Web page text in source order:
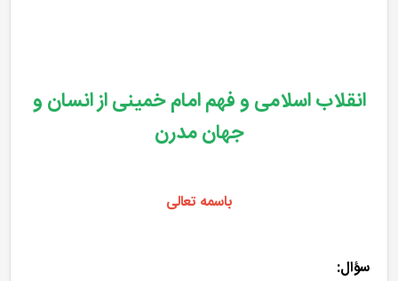
انقلاب اسلامی و فهم امام خمینی از انسان و
جهان مدرن
باسمه تعالی
سؤال: